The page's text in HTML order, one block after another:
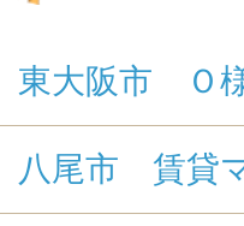
東大阪市 Ｏ
八尾市 賃貸